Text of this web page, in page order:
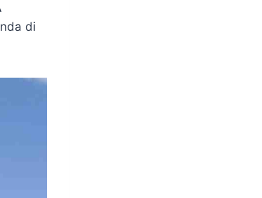
di